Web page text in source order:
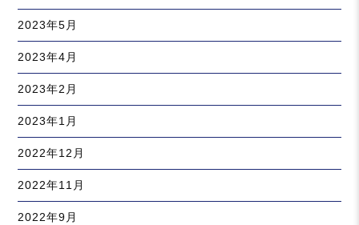
2023年5月
2023年4月
2023年2月
2023年1月
2022年12月
2022年11月
2022年9月